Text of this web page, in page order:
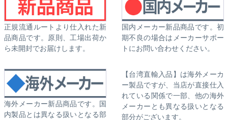
正規流通ルートより仕入れた新
品商品です。原則、工場出荷か
ら未開封でお届けします。
国内メーカー新品商品です。初
期不良の場合はメーカーサポー
トにお問い合わせください。
海外メーカー新品商品です。国
内製品とは異なる扱いとなる部
【台湾直輸入品】は海外メーカ
ー製品ですが、当店が直接仕入
れている関係で一部、他の海外
メーカーとも異なる扱いとなる
部分がございます。